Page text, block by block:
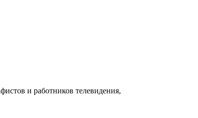
и работников телевидения,